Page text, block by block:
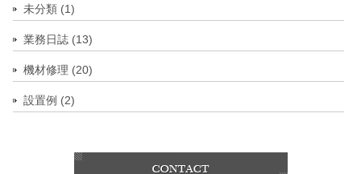
未分類 (1)
業務日誌 (13)
機材修理 (20)
設置例 (2)